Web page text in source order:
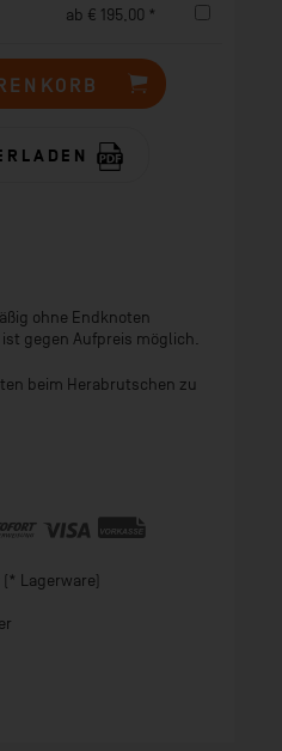
ab € 195,00 *
ohne Endknoten
gegen Aufpreis möglich.
beim Herabrutschen zu
Lagerware)